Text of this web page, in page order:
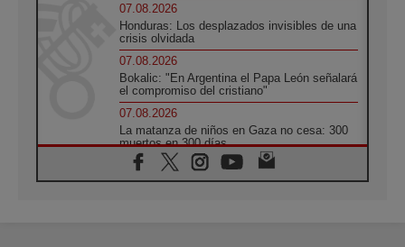
07.08.2026
Honduras: Los desplazados invisibles de una
crisis olvidada
07.08.2026
Bokalic: "En Argentina el Papa León señalará
el compromiso del cristiano"
07.08.2026
La matanza de niños en Gaza no cesa: 300
muertos en 300 días
07.08.2026
Tagle: La guerra desfigura el mundo, solo la